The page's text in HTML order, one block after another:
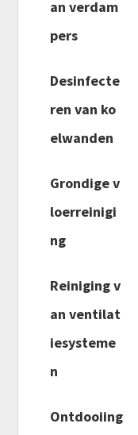
an verdam
pers
Desinfecte
ren van ko
elwanden
Grondige v
loerreinigi
ng
Reiniging v
an ventilat
iesysteme
n
Ontdooiing